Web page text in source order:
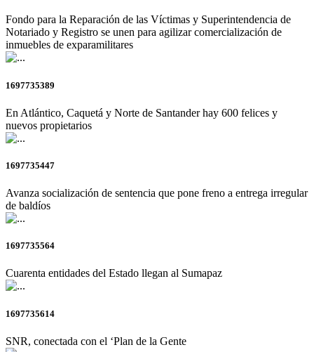
Fondo para la Reparación de las Víctimas y Superintendencia de
Notariado y Registro se unen para agilizar comercialización de
inmuebles de exparamilitares
1697735389
En Atlántico, Caquetá y Norte de Santander hay 600 felices y
nuevos propietarios
1697735447
Avanza socialización de sentencia que pone freno a entrega irregular
de baldíos
1697735564
Cuarenta entidades del Estado llegan al Sumapaz
1697735614
SNR, conectada con el ‘Plan de la Gente